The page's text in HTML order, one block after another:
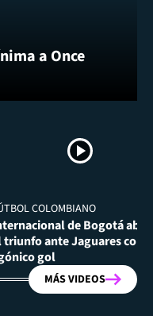
a Once
COLOMBIANO
de Bogotá
triunfo ante Jaguares con
gol
MÁS VIDEOS